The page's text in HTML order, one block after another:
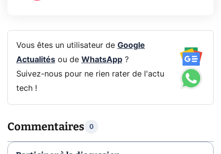
Vous êtes un utilisateur de Google
Actualitésou de WhatsApp?
Suivez-nous pour ne rien rater de l'actu
tech !
Commentaires 0